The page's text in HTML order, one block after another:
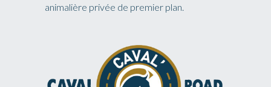
animalière privée de premier plan.